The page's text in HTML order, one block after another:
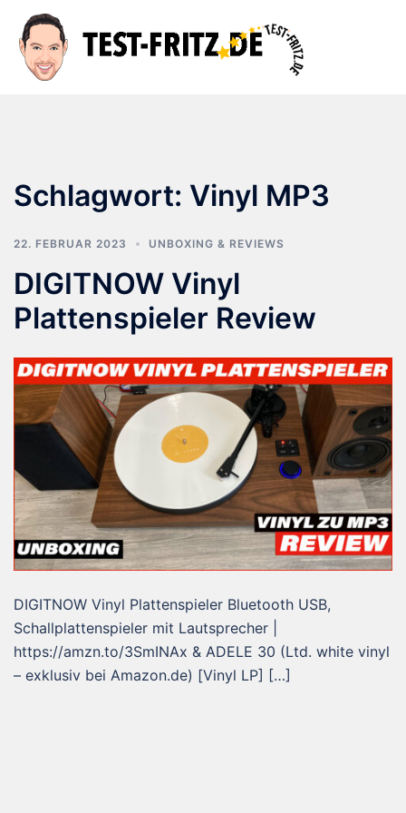
Inhalt
springen
Schlagwort: Vinyl MP3
22. FEBRUAR 2023 UNBOXING & REVIEWS
DIGITNOW Vinyl
Plattenspieler Review
DIGITNOW Vinyl Plattenspieler Bluetooth USB,
Schallplattenspieler mit Lautsprecher |
https://amzn.to/3SmINAx & ADELE 30 (Ltd. white vinyl
– exklusiv bei Amazon.de) [Vinyl LP] […]